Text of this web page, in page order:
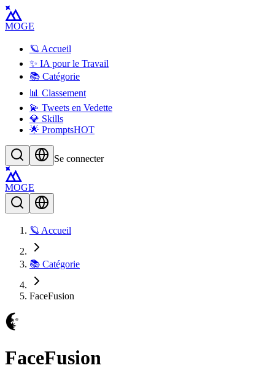
MOGE
🪐 Accueil
✨ IA pour le Travail
📚 Catégorie
📊 Classement
💫 Tweets en Vedette
💎 Skills
🌟 PromptsHOT
Se connecter
MOGE
🪐 Accueil
📚 Catégorie
FaceFusion
FaceFusion